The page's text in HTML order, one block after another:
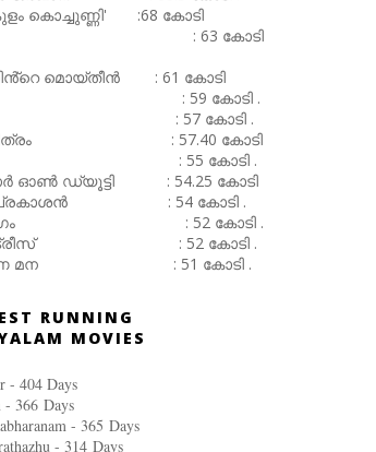
കൊച്ചുണ്ണി' :68 കോടി
: 63 കോടി
മൊയ്തീൻ : 61 കോടി
: 59 കോടി .
: 57 കോടി .
: 57.40 കോടി
: 55 കോടി .
ഓൺ ഡ്യൂട്ടി : 54.25 കോടി
: 54 കോടി .
: 52 കോടി .
: 52 കോടി .
മന : 51 കോടി .
RUNNING
MOVIES
- 404 Days
- 366 Days
- 365 Days
- 314 Days